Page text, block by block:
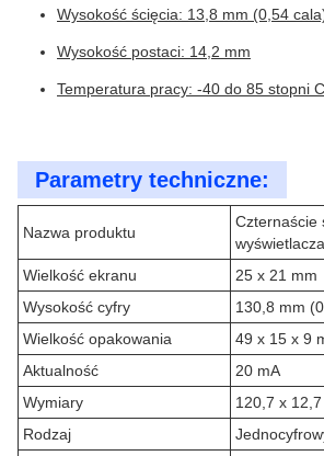
Wysokość ścięcia: 13,8 mm (0,54
Wysokość postaci: 14,2 mm
Temperatura pracy: -40 do 85 stopni
Parametry techniczne:
Nazwa produktu
Czternaście
Wielkość ekranu
25 x 21 mm
Wysokość cyfry
130,8 mm
Wielkość opakowania
49 x 15 x 9
Aktualność
20 mA
Wymiary
120,7 x
Rodzaj